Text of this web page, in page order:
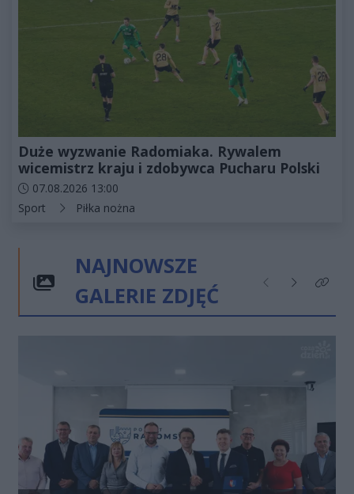
Duże wyzwanie Radomiaka. Rywalem
wicemistrz kraju i zdobywca Pucharu Polski
Data dodania artykułu:
07.08.2026 13:00
Kategorie artykułu:
Sport Piłka nożna
NAJNOWSZE
GALERIE ZDJĘĆ
Poprzednie
NastępneKliknij